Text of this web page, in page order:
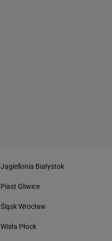
Jagiellonia Białystok
Piast Gliwice
Śląsk Wrocław
Wisła Płock